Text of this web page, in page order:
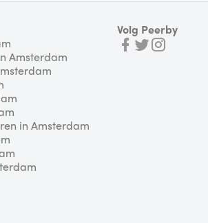
Amsterdam
in Amsterdam
Volg Peerby